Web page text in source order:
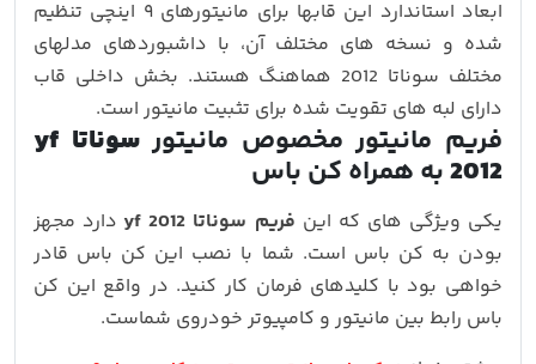
ابعاد استاندارد این قابها برای مانیتورهای ۹ اینچی تنظیم
شده و نسخه‌ های مختلف آن، با داشبوردهای مدلهای
مختلف سوناتا 2012 هماهنگ هستند. بخش داخلی قاب
دارای لبه‌ های تقویت‌ شده برای تثبیت مانیتور است.
فریم مانیتور مخصوص مانیتور سوناتا yf
2012به همراه کن باس
یکی ویژگی های که این فریم سوناتا yf 2012
دارد مجهز
بودن به کن باس است. شما با نصب این کن باس قادر
خواهی بود با کلیدهای فرمان کار کنید. در واقع این کن
باس رابط بین مانیتور و کامپیوتر خودروی شماست.